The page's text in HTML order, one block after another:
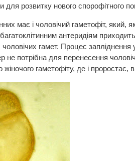
розвитку нового спорофітного
має і чоловічий гаметофіт,
антеридіям
чоловічих гамет. Процес
не потрібна для перенесення
жіночого гаметофіту, де і